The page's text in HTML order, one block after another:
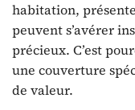
habitation,
peuvent s’avérer
précieux. C’est
une couverture
de valeur.